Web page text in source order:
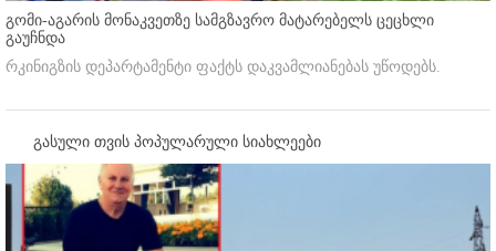
გომი-აგარის მონაკვეთზე სამგზავრო მატარებელს ცეცხლი
გაუჩნდა
რკინიგზის დეპარტამენტი ფაქტს დაკვამლიანებას უწოდებს.
გასული თვის პოპულარული სიახლეები